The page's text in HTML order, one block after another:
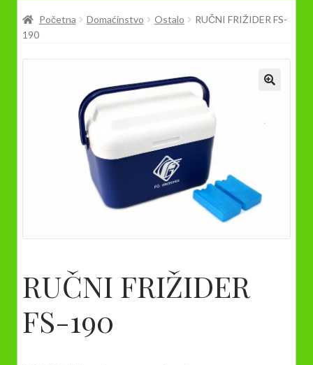
Prodavnica
Početna Domaćinstvo Ostalo
RUČNI FRIŽIDER FS-
190
RUČNI FRIŽIDER
FS-190